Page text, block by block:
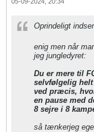
Oprindeligt
enig men når
jeg jungledyret:
Du er mere til
selvfølgelig
ved præcis,
en pause med
8 sejre i 8
så tænkerjeg